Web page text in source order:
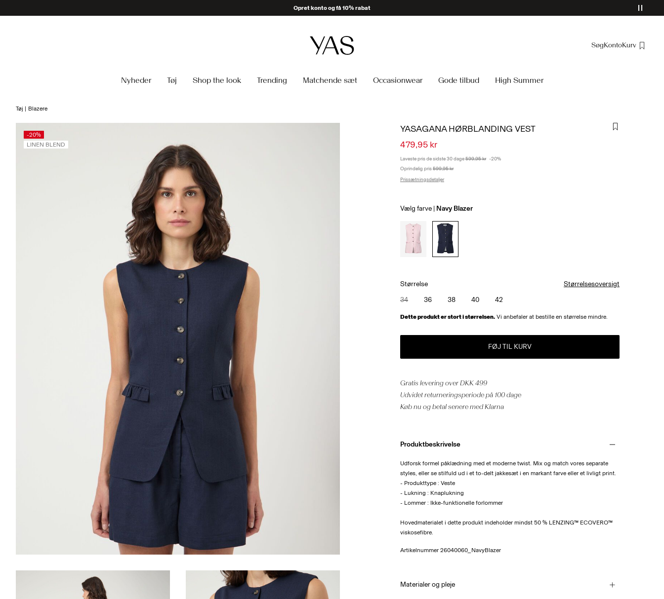
SøgKontoKurv
Nyheder Tøj Shop the look Trending Matchende sæt Occasionwear Gode tilbud High Summer
Tøj Blazere
-20%
LINEN BLEND
YASAGANA HØRBLANDING VEST
479,95 kr
Laveste pris de sidste 30 dage599,95 kr -20%
Oprindelig pris599,95 kr
Prissætningsdetaljer
Vælg farve Navy Blazer
Størrelse
Størrelsesoversigt
34
36 38 40 42
Dette produkt er stort i størrelsen. Vi anbefaler at bestille en størrelse mindre.
FØJ TIL KURV
Gratis levering over DKK 499
Udvidet returneringsperiode på 100 dage
Køb nu og betal senere med Klarna
Produktbeskrivelse
Udforsk formel påklædning med et moderne twist. Mix og match vores separate
styles, eller se stilfuld ud i et to-delt jakkesæt i en markant farve eller et livligt print.
- Produkttype : Veste
- Lukning : Knaplukning
- Lommer : Ikke-funktionelle forlommer
Hovedmaterialet i dette produkt indeholder mindst 50 % LENZING™ ECOVERO™
viskosefibre.
Artikelnummer 26040060_NavyBlazer
Materialer og pleje